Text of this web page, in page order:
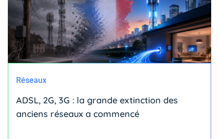
Réseaux
ADSL, 2G, 3G : la grande extinction des
anciens réseaux a commencé